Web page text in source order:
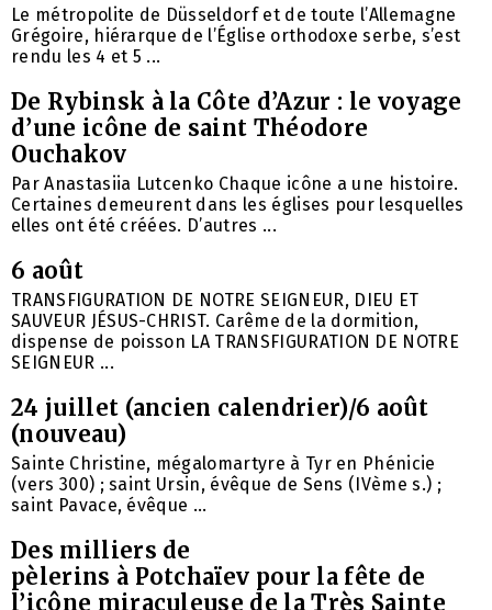
Le métropolite de Düsseldorf et de toute l’Allemagne
Grégoire, hiérarque de l’Église orthodoxe serbe, s’est
rendu les 4 et 5 ...
De Rybinsk à la Côte d’Azur : le voyage
d’une icône de saint Théodore
Ouchakov
Par Anastasiia Lutcenko Chaque icône a une histoire.
Certaines demeurent dans les églises pour lesquelles
elles ont été créées. D’autres ...
6 août
TRANSFIGURATION DE NOTRE SEIGNEUR, DIEU ET
SAUVEUR JÉSUS-CHRIST. Carême de la dormition,
dispense de poisson LA TRANSFIGURATION DE NOTRE
SEIGNEUR ...
24 juillet (ancien calendrier)/6 août
(nouveau)
Sainte Christine, mégalomartyre à Tyr en Phénicie
(vers 300) ; saint Ursin, évêque de Sens (IVème s.) ;
saint Pavace, évêque ...
Des milliers de
pèlerins à Potchaïev pour la fête de
l’icône miraculeuse de la Très Sainte